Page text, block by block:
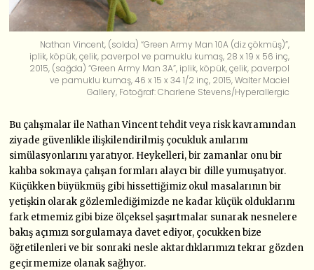
Nathan Vincent, (solda) “Green Army Man 10A (diz çökmüş)”,
iplik, köpük, çelik, paverpol ve pamuklu kumaş, 28 x 19 x 56 inç,
2015, (sağda) “Green Army Man 3A”, iplik, köpük, çelik, paverpol
ve pamuklu kumaş, 46 x 15 x 34 1/2 inç, 2015, Walter Maciel
Gallery, Fotoğraf: Charlene Stevens/Hyperallergic
Bu çalışmalar ile Nathan Vincent tehdit veya risk kavramından
ziyade güvenlikle ilişkilendirilmiş çocukluk anılarını
simülasyonlarını yaratıyor. Heykelleri, bir zamanlar onu bir
kalıba sokmaya çalışan formları alaycı bir dille yumuşatıyor.
Küçükken büyükmüş gibi hissettiğimiz okul masalarının bir
yetişkin olarak gözlemlediğimizde ne kadar küçük olduklarını
fark etmemiz gibi bize ölçeksel şaşırtmalar sunarak nesnelere
bakış açımızı sorgulamaya davet ediyor, çocukken bize
öğretilenleri ve bir sonraki nesle aktardıklarımızı tekrar gözden
geçirmemize olanak sağlıyor.